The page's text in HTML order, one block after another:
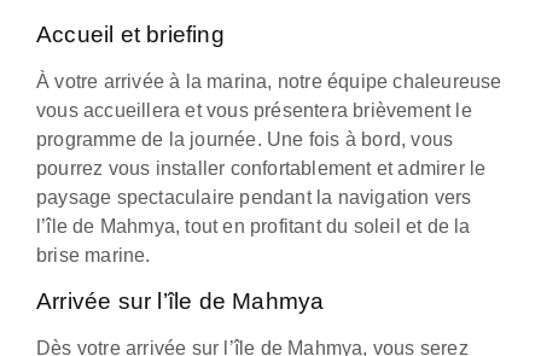
Accueil et briefing
À votre arrivée à la marina, notre équipe chaleureuse
vous accueillera et vous présentera brièvement le
programme de la journée. Une fois à bord, vous
pourrez vous installer confortablement et admirer le
paysage spectaculaire pendant la navigation vers
l’île de Mahmya, tout en profitant du soleil et de la
brise marine.
Arrivée sur l’île de Mahmya
Dès votre arrivée sur l’île de Mahmya, vous serez